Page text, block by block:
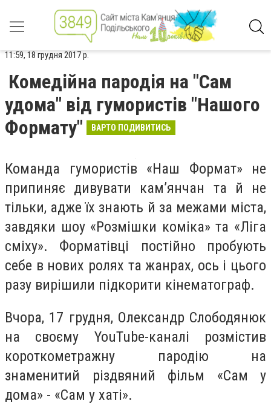
11:59, 18 грудня 2017 р.
Комедійна пародія на "Сам
удома" від гумористів "Нашого
Формату"
ВАРТО ПОДИВИТИСЬ
Команда гумористів «Наш Формат» не
припиняє дивувати кам’янчан та й не
тільки, адже їх знають й за межами міста,
завдяки шоу «Розмішки коміка» та «Ліга
сміху». Форматівці постійно пробують
себе в нових ролях та жанрах, ось і цього
разу вирішили підкорити кінематограф.
Вчора, 17 грудня, Олександр Слободянюк
на своєму YouTube-каналі розмістив
короткометражну пародію на
знаменитий різдвяний фільм «Сам у
дома» - «Сам у хаті».